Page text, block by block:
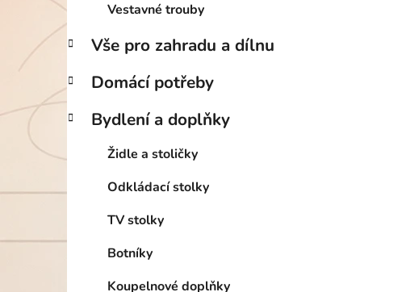
Vestavné trouby
Vše pro zahradu a dílnu
Domácí potřeby
Bydlení a doplňky
Židle a stoličky
Odkládací stolky
TV stolky
Botníky
Koupelnové doplňky